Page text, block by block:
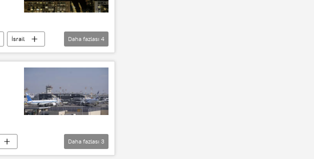
İsrail
Daha fazlası 4
Daha fazlası 3